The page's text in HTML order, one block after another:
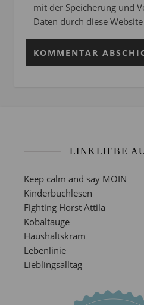
mit der Speicherung und
Daten durch diese
LINKLIEBE
Keep calm and say MOIN
Kinderbuchlesen
Fighting Horst Attila
Kobaltauge
Haushaltskram
Lebenlinie
Lieblingsalltag